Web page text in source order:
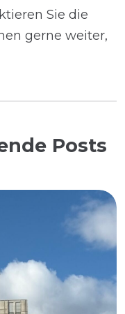
Sie die
gerne weiter,
Posts